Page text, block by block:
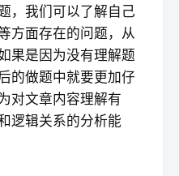
，我们可以了解自己
方面存在的问题，从
果是因为没有理解题
的做题中就要更加仔
对文章内容理解有
逻辑关系的分析能